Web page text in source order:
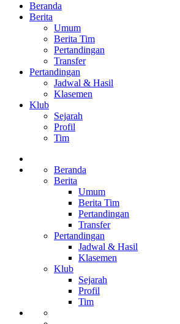
Beranda
Berita
Umum
Berita Tim
Pertandingan
Transfer
Pertandingan
Jadwal & Hasil
Klasemen
Klub
Sejarah
Profil
Tim
Beranda
Berita
Umum
Berita Tim
Pertandingan
Transfer
Pertandingan
Jadwal & Hasil
Klasemen
Klub
Sejarah
Profil
Tim